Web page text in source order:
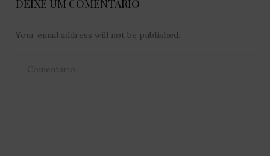
DEIXE UM COMENTÁRIO
Your email address will not be published.